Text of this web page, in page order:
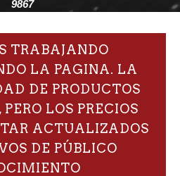
9867
TRABAJANDO
LA PAGINA. LA
DE PRODUCTOS
LOS PRECIOS
ACTUALIZADOS
DE PÚBLICO